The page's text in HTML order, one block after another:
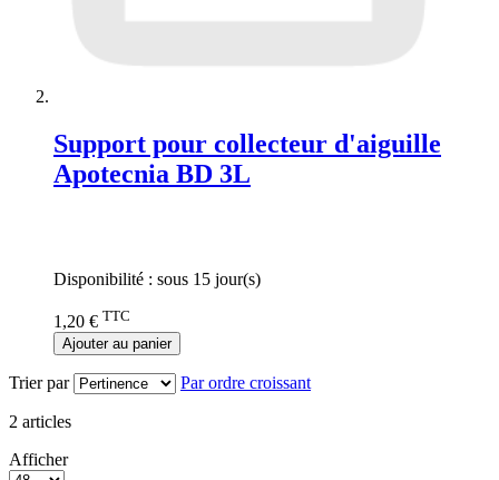
Support pour collecteur d'aiguille
Apotecnia BD 3L
Disponibilité : sous 15 jour(s)
1,20 € TTC
Ajouter au panier
Trier par Par ordre croissant
2 articles
Afficher